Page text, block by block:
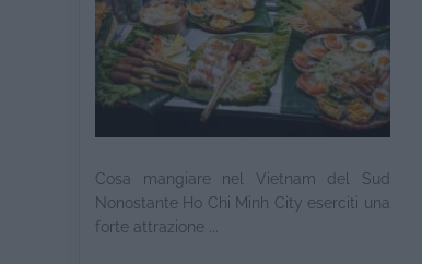
Cosa mangiare nel Vietnam del Sud
Nonostante Ho Chi Minh City eserciti una
forte attrazione ...